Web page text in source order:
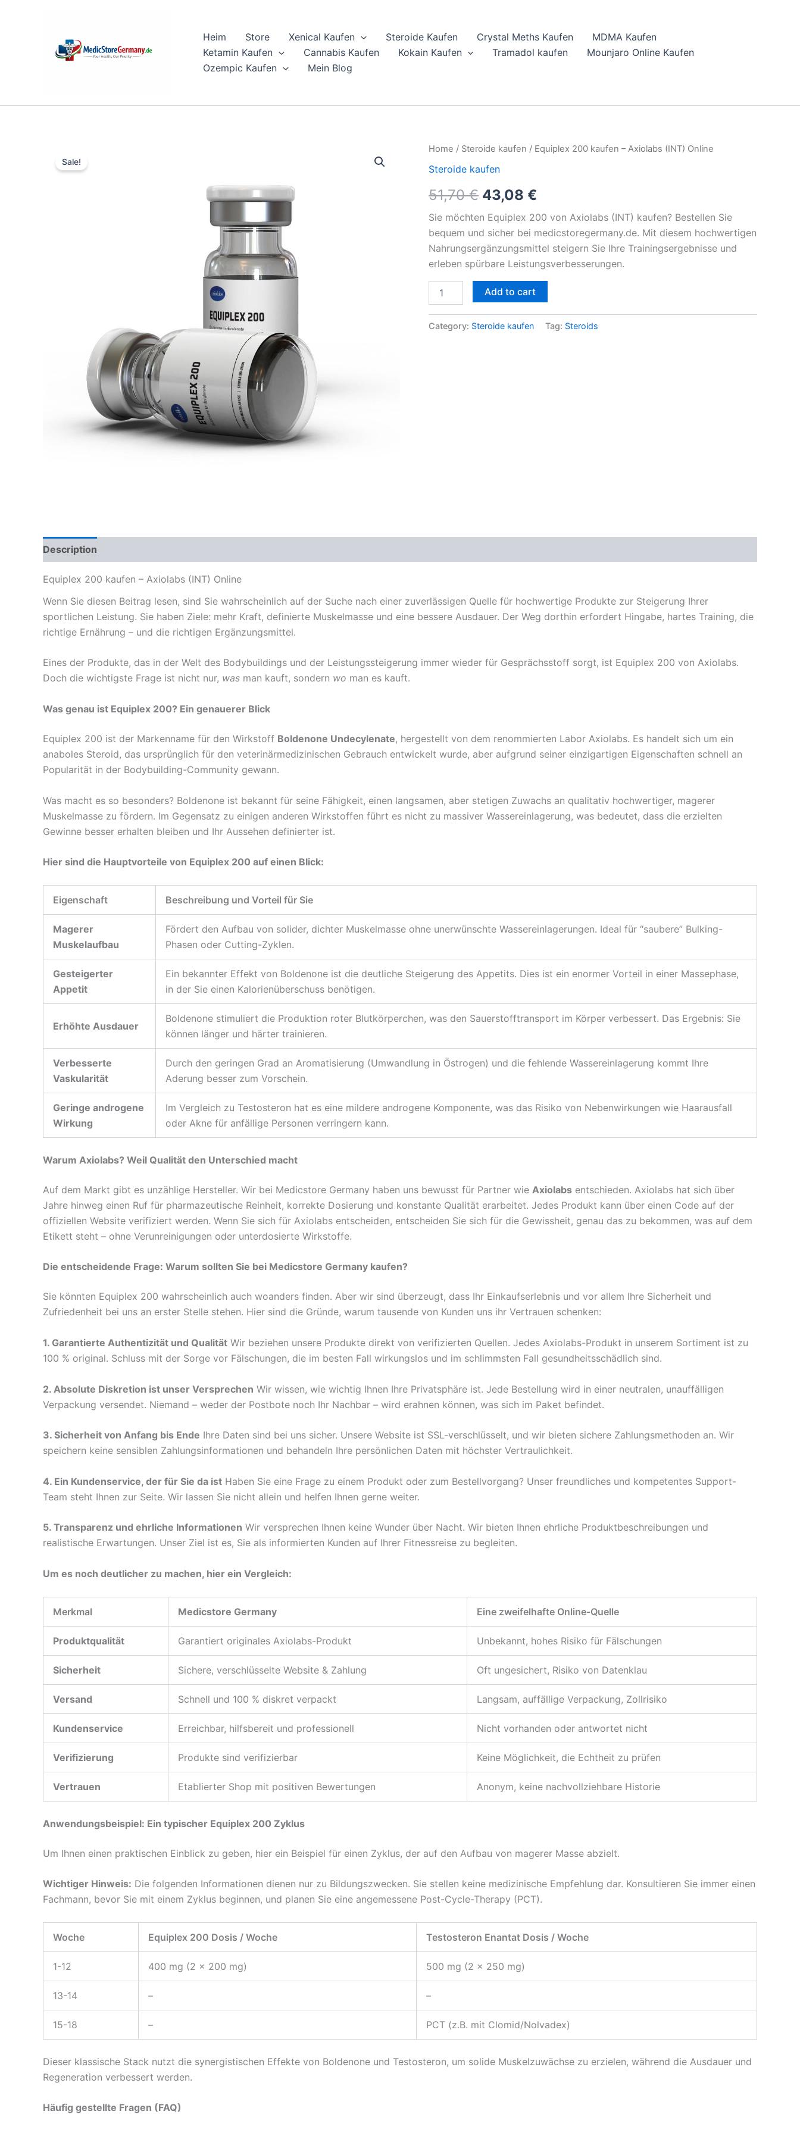
Heim Store Xenical Kaufen Steroide Kaufen Crystal Meths Kaufen
MDMA Kaufen
Ketamin Kaufen
Cannabis Kaufen Kokain Kaufen Tramadol kaufen
Mounjaro Online Kaufen
Ozempic Kaufen
Mein Blog
Sale!
Home / Steroide kaufen / Equiplex 200 kaufen – Axiolabs (INT) Online
Steroide kaufen
51,70€
Original
price
was:
51,70 €.
43,08 €
Current
43,08 €.
Sie möchten Equiplex 200 von Axiolabs (INT) kaufen? Bestellen Sie
bequem und sicher bei medicstoregermany.de. Mit diesem hochwertigen
Nahrungsergänzungsmittel steigern Sie Ihre Trainingsergebnisse und
erleben spürbare Leistungsverbesserungen.
Equiplex
kaufen
Axiolabs
(INT)
Online
quantity
Add to cart
Category: Steroide kaufen Tag: Steroids
Description
Equiplex 200 kaufen – Axiolabs (INT) Online
Wenn Sie diesen Beitrag lesen, sind Sie wahrscheinlich auf der Suche nach einer zuverlässigen Quelle für hochwertige Produkte zur Steigerung Ihrer
sportlichen Leistung. Sie haben Ziele: mehr Kraft, definierte Muskelmasse und eine bessere Ausdauer. Der Weg dorthin erfordert Hingabe, hartes Training, die
richtige Ernährung – und die richtigen Ergänzungsmittel.
Eines der Produkte, das in der Welt des Bodybuildings und der Leistungssteigerung immer wieder für Gesprächsstoff sorgt, ist Equiplex 200 von Axiolabs.
Doch die wichtigste Frage ist nicht nur, was man kauft, sondern wo man es kauft.
Was genau ist Equiplex 200? Ein genauerer Blick
Equiplex 200 ist der Markenname für den Wirkstoff Boldenone Undecylenate, hergestellt von dem renommierten Labor Axiolabs. Es handelt sich um ein
anaboles Steroid, das ursprünglich für den veterinärmedizinischen Gebrauch entwickelt wurde, aber aufgrund seiner einzigartigen Eigenschaften schnell an
Popularität in der Bodybuilding-Community gewann.
Was macht es so besonders? Boldenone ist bekannt für seine Fähigkeit, einen langsamen, aber stetigen Zuwachs an qualitativ hochwertiger, magerer
Muskelmasse zu fördern. Im Gegensatz zu einigen anderen Wirkstoffen führt es nicht zu massiver Wassereinlagerung, was bedeutet, dass die erzielten
Gewinne besser erhalten bleiben und Ihr Aussehen definierter ist.
Hier sind die Hauptvorteile von Equiplex 200 auf einen Blick:
Eigenschaft Beschreibung und Vorteil für Sie
Magerer
Muskelaufbau
Fördert den Aufbau von solider, dichter Muskelmasse ohne unerwünschte Wassereinlagerungen. Ideal für “saubere” Bulking-
Phasen oder Cutting-Zyklen.
Gesteigerter
Appetit
Ein bekannter Effekt von Boldenone ist die deutliche Steigerung des Appetits. Dies ist ein enormer Vorteil in einer Massephase,
in der Sie einen Kalorienüberschuss benötigen.
Erhöhte Ausdauer
Boldenone stimuliert die Produktion roter Blutkörperchen, was den Sauerstofftransport im Körper verbessert. Das Ergebnis: Sie
können länger und härter trainieren.
Verbesserte
Vaskularität
Durch den geringen Grad an Aromatisierung (Umwandlung in Östrogen) und die fehlende Wassereinlagerung kommt Ihre
Aderung besser zum Vorschein.
Geringe androgene
Wirkung
Im Vergleich zu Testosteron hat es eine mildere androgene Komponente, was das Risiko von Nebenwirkungen wie Haarausfall
oder Akne für anfällige Personen verringern kann.
Warum Axiolabs? Weil Qualität den Unterschied macht
Auf dem Markt gibt es unzählige Hersteller. Wir bei Medicstore Germany haben uns bewusst für Partner wie Axiolabs entschieden. Axiolabs hat sich über
Jahre hinweg einen Ruf für pharmazeutische Reinheit, korrekte Dosierung und konstante Qualität erarbeitet. Jedes Produkt kann über einen Code auf der
offiziellen Website verifiziert werden. Wenn Sie sich für Axiolabs entscheiden, entscheiden Sie sich für die Gewissheit, genau das zu bekommen, was auf dem
Etikett steht – ohne Verunreinigungen oder unterdosierte Wirkstoffe.
Die entscheidende Frage: Warum sollten Sie bei Medicstore Germany kaufen?
Sie könnten Equiplex 200 wahrscheinlich auch woanders finden. Aber wir sind überzeugt, dass Ihr Einkaufserlebnis und vor allem Ihre Sicherheit und
Zufriedenheit bei uns an erster Stelle stehen. Hier sind die Gründe, warum tausende von Kunden uns ihr Vertrauen schenken:
1. Garantierte Authentizität und Qualität Wir beziehen unsere Produkte direkt von verifizierten Quellen. Jedes Axiolabs-Produkt in unserem Sortiment ist zu
100 % original. Schluss mit der Sorge vor Fälschungen, die im besten Fall wirkungslos und im schlimmsten Fall gesundheitsschädlich sind.
2. Absolute Diskretion ist unser Versprechen Wir wissen, wie wichtig Ihnen Ihre Privatsphäre ist. Jede Bestellung wird in einer neutralen, unauffälligen
Verpackung versendet. Niemand – weder der Postbote noch Ihr Nachbar – wird erahnen können, was sich im Paket befindet.
3. Sicherheit von Anfang bis Ende Ihre Daten sind bei uns sicher. Unsere Website ist SSL-verschlüsselt, und wir bieten sichere Zahlungsmethoden an. Wir
speichern keine sensiblen Zahlungsinformationen und behandeln Ihre persönlichen Daten mit höchster Vertraulichkeit.
4. Ein Kundenservice, der für Sie da ist Haben Sie eine Frage zu einem Produkt oder zum Bestellvorgang? Unser freundliches und kompetentes Support-
Team steht Ihnen zur Seite. Wir lassen Sie nicht allein und helfen Ihnen gerne weiter.
5. Transparenz und ehrliche Informationen Wir versprechen Ihnen keine Wunder über Nacht. Wir bieten Ihnen ehrliche Produktbeschreibungen und
realistische Erwartungen. Unser Ziel ist es, Sie als informierten Kunden auf Ihrer Fitnessreise zu begleiten.
Um es noch deutlicher zu machen, hier ein Vergleich:
Merkmal Medicstore Germany Eine zweifelhafte Online-Quelle
Produktqualität Garantiert originales Axiolabs-Produkt Unbekannt, hohes Risiko für Fälschungen
Sicherheit Sichere, verschlüsselte Website & Zahlung Oft ungesichert, Risiko von Datenklau
Versand Schnell und 100 % diskret verpackt Langsam, auffällige Verpackung, Zollrisiko
Kundenservice Erreichbar, hilfsbereit und professionell Nicht vorhanden oder antwortet nicht
Verifizierung Produkte sind verifizierbar Keine Möglichkeit, die Echtheit zu prüfen
Vertrauen Etablierter Shop mit positiven Bewertungen Anonym, keine nachvollziehbare Historie
Anwendungsbeispiel: Ein typischer Equiplex 200 Zyklus
Um Ihnen einen praktischen Einblick zu geben, hier ein Beispiel für einen Zyklus, der auf den Aufbau von magerer Masse abzielt.
Wichtiger Hinweis: Die folgenden Informationen dienen nur zu Bildungszwecken. Sie stellen keine medizinische Empfehlung dar. Konsultieren Sie immer einen
Fachmann, bevor Sie mit einem Zyklus beginnen, und planen Sie eine angemessene Post-Cycle-Therapy (PCT).
Woche Equiplex 200 Dosis / Woche Testosteron Enantat Dosis / Woche
1-12 400 mg (2 x 200 mg) 500 mg (2 x 250 mg)
13-14 – –
15-18 – PCT (z.B. mit Clomid/Nolvadex)
Dieser klassische Stack nutzt die synergistischen Effekte von Boldenone und Testosteron, um solide Muskelzuwächse zu erzielen, während die Ausdauer und
Regeneration verbessert werden.
Häufig gestellte Fragen (FAQ)